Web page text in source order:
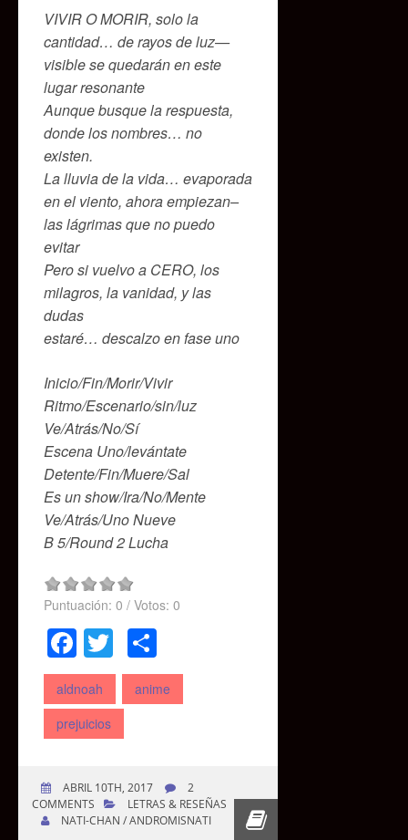
VIVIR O MORIR, solo la
cantidad… de rayos de luz—
visible se quedarán en este
lugar resonante
Aunque busque la respuesta,
donde los nombres… no
existen.
La lluvia de la vida… evaporada
en el viento, ahora empiezan–
las lágrimas que no puedo
evitar
Pero si vuelvo a CERO, los
milagros, la vanidad, y las
dudas
estaré… descalzo en fase uno
Inicio/Fin/Morir/Vivir
Ritmo/Escenario/sin/luz
Ve/Atrás/No/Sí
Escena Uno/levántate
Detente/Fin/Muere/Sal
Es un show/Ira/No/Mente
Ve/Atrás/Uno Nueve
B 5/Round 2 Lucha
Puntuación: 0 / Votos: 0
Facebook
Twitter
aldnoah
anime
prejuicios
ABRIL 10TH, 2017
2
COMMENTS
LETRAS & RESEÑAS
NATI-CHAN / ANDROMISNATI